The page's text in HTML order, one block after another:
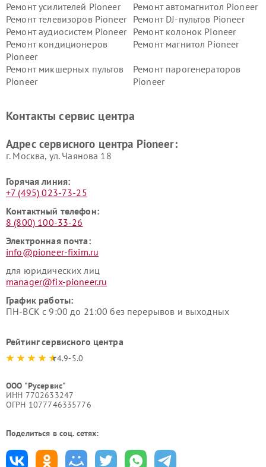
Ремонт усилителей Pioneer
Ремонт автомагнитол Pioneer
Ремонт телевизоров Pioneer
Ремонт DJ-пультов Pioneer
Ремонт аудиосистем Pioneer
Ремонт колонок Pioneer
Ремонт кондиционеров
Pioneer
Ремонт магнитол Pioneer
Ремонт микшерных пультов
Pioneer
Ремонт парогенераторов
Pioneer
Контакты сервис центра
Адрес сервисного центра Pioneer:
г. Москва, ул. Чаянова 18
Горячая линия:
+7 (495) 023-73-25
Контактный телефон:
8 (800) 100-33-26
Электронная почта:
info@pioneer-fixim.ru
для юридических лиц
manager@fix-pioneer.ru
График работы:
ПН-ВСК с 9:00 до 21:00 без перерывов и выходных
Рейтинг сервисного центра
4.9-5.0
ООО "Русервис"
ИНН 7702633247
ОГРН 1077746335776
Поделиться в соц. сетях: